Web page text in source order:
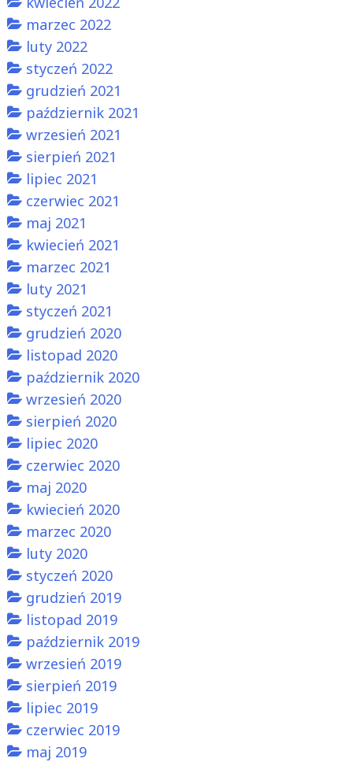
marzec 2022
luty 2022
styczeń 2022
grudzień 2021
październik 2021
wrzesień 2021
sierpień 2021
lipiec 2021
czerwiec 2021
maj 2021
kwiecień 2021
marzec 2021
luty 2021
styczeń 2021
grudzień 2020
listopad 2020
październik 2020
wrzesień 2020
sierpień 2020
lipiec 2020
czerwiec 2020
maj 2020
kwiecień 2020
marzec 2020
luty 2020
styczeń 2020
grudzień 2019
listopad 2019
październik 2019
wrzesień 2019
sierpień 2019
lipiec 2019
czerwiec 2019
maj 2019